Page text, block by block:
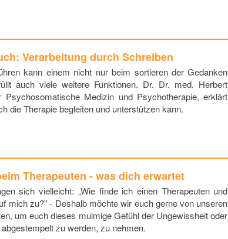
Verarbeitung durch Schreiben
kann einem nicht nur beim sortieren der Gedanken
auch viele weitere Funktionen. Dr. Dr. med. Herbert
Medizin und Psychotherapie, erklärt
die Therapie begleiten und unterstützen kann.
Therapeuten - was dich erwartet
sich vielleicht: „Wie finde ich einen Therapeuten und
mich zu?” - Deshalb möchte wir euch gerne von unseren
um euch dieses mulmige Gefühl der Ungewissheit oder
zu werden, zu nehmen.